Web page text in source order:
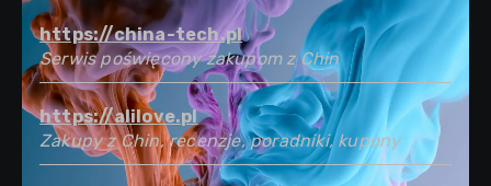
https://china-tech.pl
Serwis poświęcony zakupom z Chin
https://alilove.pl
Zakupy z Chin, recenzje, poradniki, kupony